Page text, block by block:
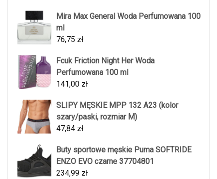
Mira Max General Woda Perfumowana 100
ml
76,75 zł
Fcuk Friction Night Her Woda
Perfumowana 100 ml
141,00 zł
SLIPY MĘSKIE MPP 132 A23 (kolor
szary/paski, rozmiar M)
47,84 zł
Buty sportowe męskie Puma SOFTRIDE
ENZO EVO czarne 37704801
234,99 zł